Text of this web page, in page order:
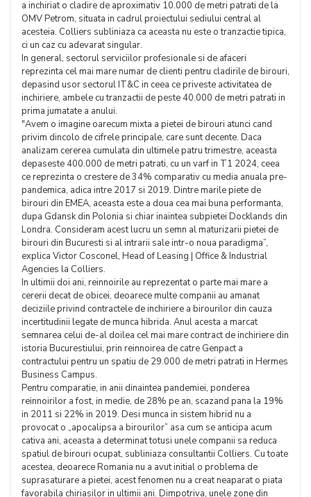
a inchiriat o cladire de aproximativ 10.000 de metri patrati de la
OMV Petrom, situata in cadrul proiectului sediului central al
acesteia. Colliers subliniaza ca aceasta nu este o tranzactie tipica,
ci un caz cu adevarat singular.
In general, sectorul serviciilor profesionale si de afaceri
reprezinta cel mai mare numar de clienti pentru cladirile de birouri,
depasind usor sectorul IT&C in ceea ce priveste activitatea de
inchiriere, ambele cu tranzactii de peste 40.000 de metri patrati in
prima jumatate a anului.
"Avem o imagine oarecum mixta a pietei de birouri atunci cand
privim dincolo de cifrele principale, care sunt decente. Daca
analizam cererea cumulata din ultimele patru trimestre, aceasta
depaseste 400.000 de metri patrati, cu un varf in T1 2024, ceea
ce reprezinta o crestere de 34% comparativ cu media anuala pre-
pandemica, adica intre 2017 si 2019. Dintre marile piete de
birouri din EMEA, aceasta este a doua cea mai buna performanta,
dupa Gdansk din Polonia si chiar inaintea subpietei Docklands din
Londra. Consideram acest lucru un semn al maturizarii pietei de
birouri din Bucuresti si al intrarii sale intr-o noua paradigma”,
explica Victor Cosconel, Head of Leasing | Office & Industrial
Agencies la Colliers.
In ultimii doi ani, reinnoirile au reprezentat o parte mai mare a
cererii decat de obicei, deoarece multe companii au amanat
deciziile privind contractele de inchiriere a birourilor din cauza
incertitudinii legate de munca hibrida. Anul acesta a marcat
semnarea celui de-al doilea cel mai mare contract de inchiriere din
istoria Bucurestiului, prin reinnoirea de catre Genpact a
contractului pentru un spatiu de 29.000 de metri patrati in Hermes
Business Campus.
Pentru comparatie, in anii dinaintea pandemiei, ponderea
reinnoirilor a fost, in medie, de 28% pe an, scazand pana la 19%
in 2011 si 22% in 2019. Desi munca in sistem hibrid nu a
provocat o „apocalipsa a birourilor” asa cum se anticipa acum
cativa ani, aceasta a determinat totusi unele companii sa reduca
spatiul de birouri ocupat, subliniaza consultantii Colliers. Cu toate
acestea, deoarece Romania nu a avut initial o problema de
suprasaturare a pietei, acest fenomen nu a creat neaparat o piata
favorabila chiriasilor in ultimii ani. Dimpotriva, unele zone din